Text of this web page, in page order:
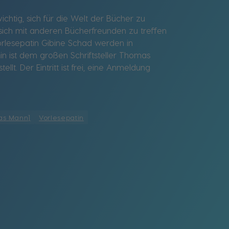
sich für die Welt der Bücher zu
mit anderen Bücherfreunden zu treffen
Gibine Schad werden in
ist dem großen Schriftsteller Thomas
Der Eintritt ist frei, eine Anmeldung
Mann] Vorlesepatin